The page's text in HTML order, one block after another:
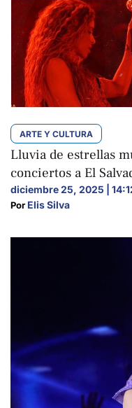
ARTE Y CULTURA
Lluvia de estrellas
conciertos a El
diciembre 25, 2025 |
Por Elis Silva